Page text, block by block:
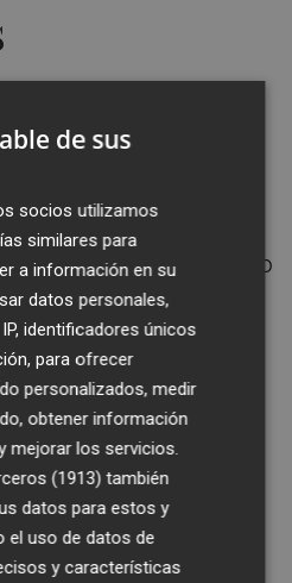
la palabra en
el alumnado
educativos CEIP
Corazón Vedruna,
Rafael Mateu
se han referido
y recogida de
del número de
de grafitis que no
que llegan incluso a
un museo urbano
expresarse a
también ha
de sus
socios utilizamos
similares para
a información en su
datos personales,
identificadores únicos
para ofrecer
personalizados, medir
obtener información
mejorar los servicios.
(1913) también
datos para estos y
el uso de datos de
y características